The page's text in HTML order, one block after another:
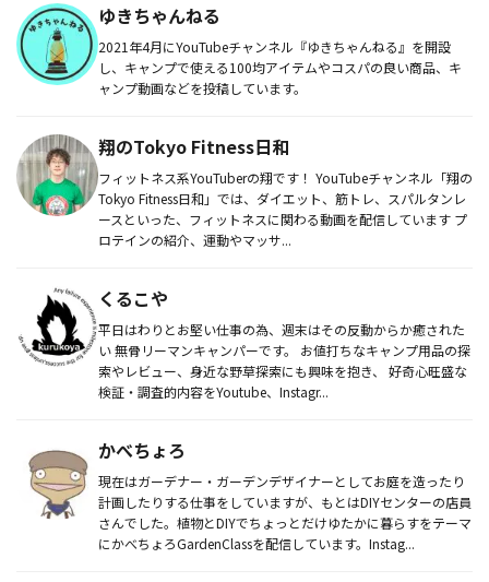
ゆきちゃんねる
2021年4月にYouTubeチャンネル『ゆきちゃんねる』を開設
し、キャンプで使える100均アイテムやコスパの良い商品、キ
ャンプ動画などを投稿しています。
翔のTokyo Fitness日和
フィットネス系YouTuberの翔です！ YouTubeチャンネル「翔の
Tokyo Fitness日和」では、ダイエット、筋トレ、スパルタンレ
ースといった、フィットネスに関わる動画を配信しています プ
ロテインの紹介、運動やマッサ...
くるこや
平日はわりとお堅い仕事の為、週末はその反動からか癒された
い 無骨リーマンキャンパーです。 お値打ちなキャンプ用品の探
索やレビュー、身近な野草探索にも興味を抱き、 好奇心旺盛な
検証・調査的内容をYoutube、Instagr...
かべちょろ
現在はガーデナー・ガーデンデザイナーとしてお庭を造ったり
計画したりする仕事をしていますが、もとはDIYセンターの店員
さんでした。植物とDIYでちょっとだけゆたかに暮らすをテーマ
にかべちょろGardenClassを配信しています。Instag...